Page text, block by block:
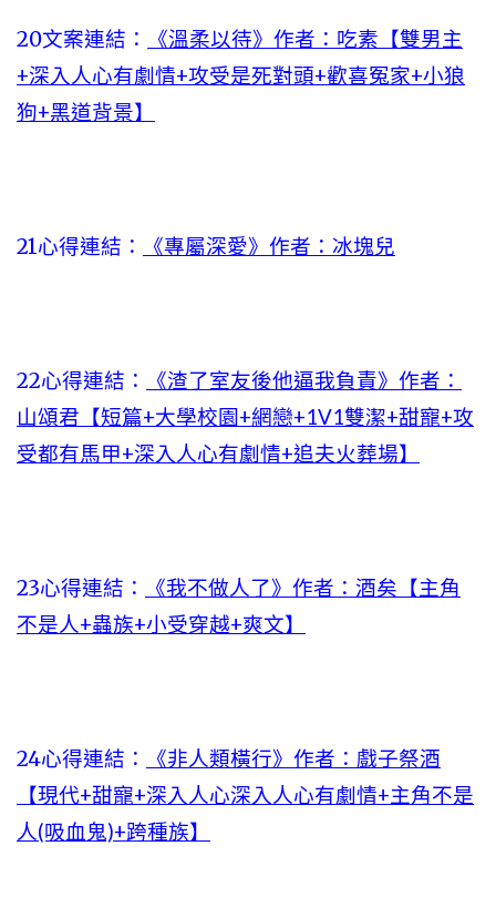
20文案連結：
《溫柔以待》作者：吃素【雙男主
+深入人心有劇情+攻受是死對頭+歡喜冤家+小狼
狗+黑道背景】
21心得連結： 《專屬深愛》作者：冰塊兒
22心得連結：
《渣了室友後他逼我負責》作者：
山頌君【短篇+大學校園+網戀+1V1雙潔+甜寵+攻
受都有馬甲+深入人心有劇情+追夫火葬場】
23心得連結：
《我不做人了》作者：酒矣【主角
不是人+蟲族+小受穿越+爽文】
24心得連結：
《非人類橫行》作者：戲子祭酒
【現代+甜寵+深入人心深入人心有劇情+主角不是
人(吸血鬼)+跨種族】